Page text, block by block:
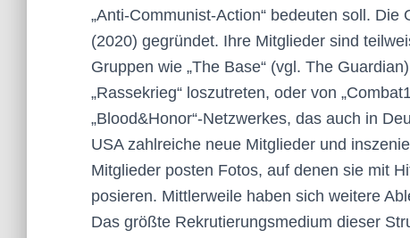
„Anti-Communist-Action“ bedeuten soll. Die
(2020) gegründet. Ihre Mitglieder sind
Gruppen wie „The Base“ (vgl. The
„Rassekrieg“ loszutreten, oder von
„Blood&Honor“-Netzwerkes, das auch in
USA zahlreiche neue Mitglieder und
Mitglieder posten Fotos, auf denen sie mit
posieren. Mittlerweile haben sich weitere
Das größte Rekrutierungsmedium dieser